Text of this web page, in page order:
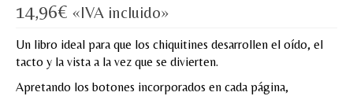
TIENDA
¿QUIÉN SOY?
CREACIONES
14,96€ «IVA incluido»
Un libro ideal para que los chiquitines desarrollen el oído, el
tacto y la vista a la vez que se divierten.
Apretando los botones incorporados en cada página,